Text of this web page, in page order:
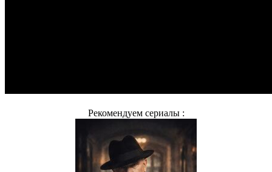
Рекомендуем сериалы :